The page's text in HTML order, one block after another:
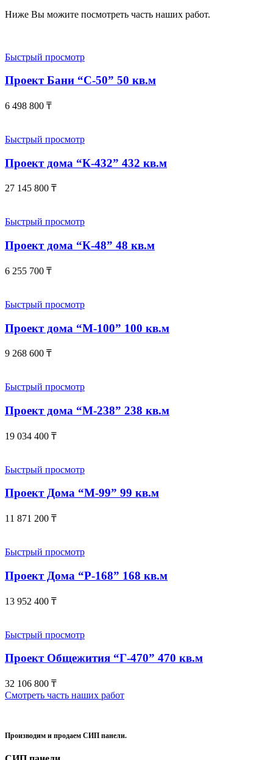
Ниже Вы можите посмотреть часть наших работ.
Быстрый просмотр
Проект Бани “С-50” 50 кв.м
6 498 800 ₸
Быстрый просмотр
Проект дома “К-432” 432 кв.м
27 145 800 ₸
Быстрый просмотр
Проект дома “К-48” 48 кв.м
6 255 700 ₸
Быстрый просмотр
Проект дома “М-100” 100 кв.м
9 268 600 ₸
Быстрый просмотр
Проект дома “М-238” 238 кв.м
19 034 400 ₸
Быстрый просмотр
Проект Дома “М-99” 99 кв.м
11 871 200 ₸
Быстрый просмотр
Проект Дома “Р-168” 168 кв.м
13 952 400 ₸
Быстрый просмотр
Проект Общежития “Г-470” 470 кв.м
32 106 800 ₸
Смотреть часть наших работ
Производим и продаем СИП панели.